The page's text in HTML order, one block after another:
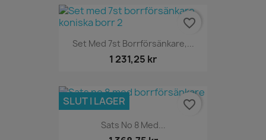
Set Med 7st Borrförsänkare,...
1 231,25 kr
favorite_border
Sats No 8 Med...
SLUT I LAGER favorite_border